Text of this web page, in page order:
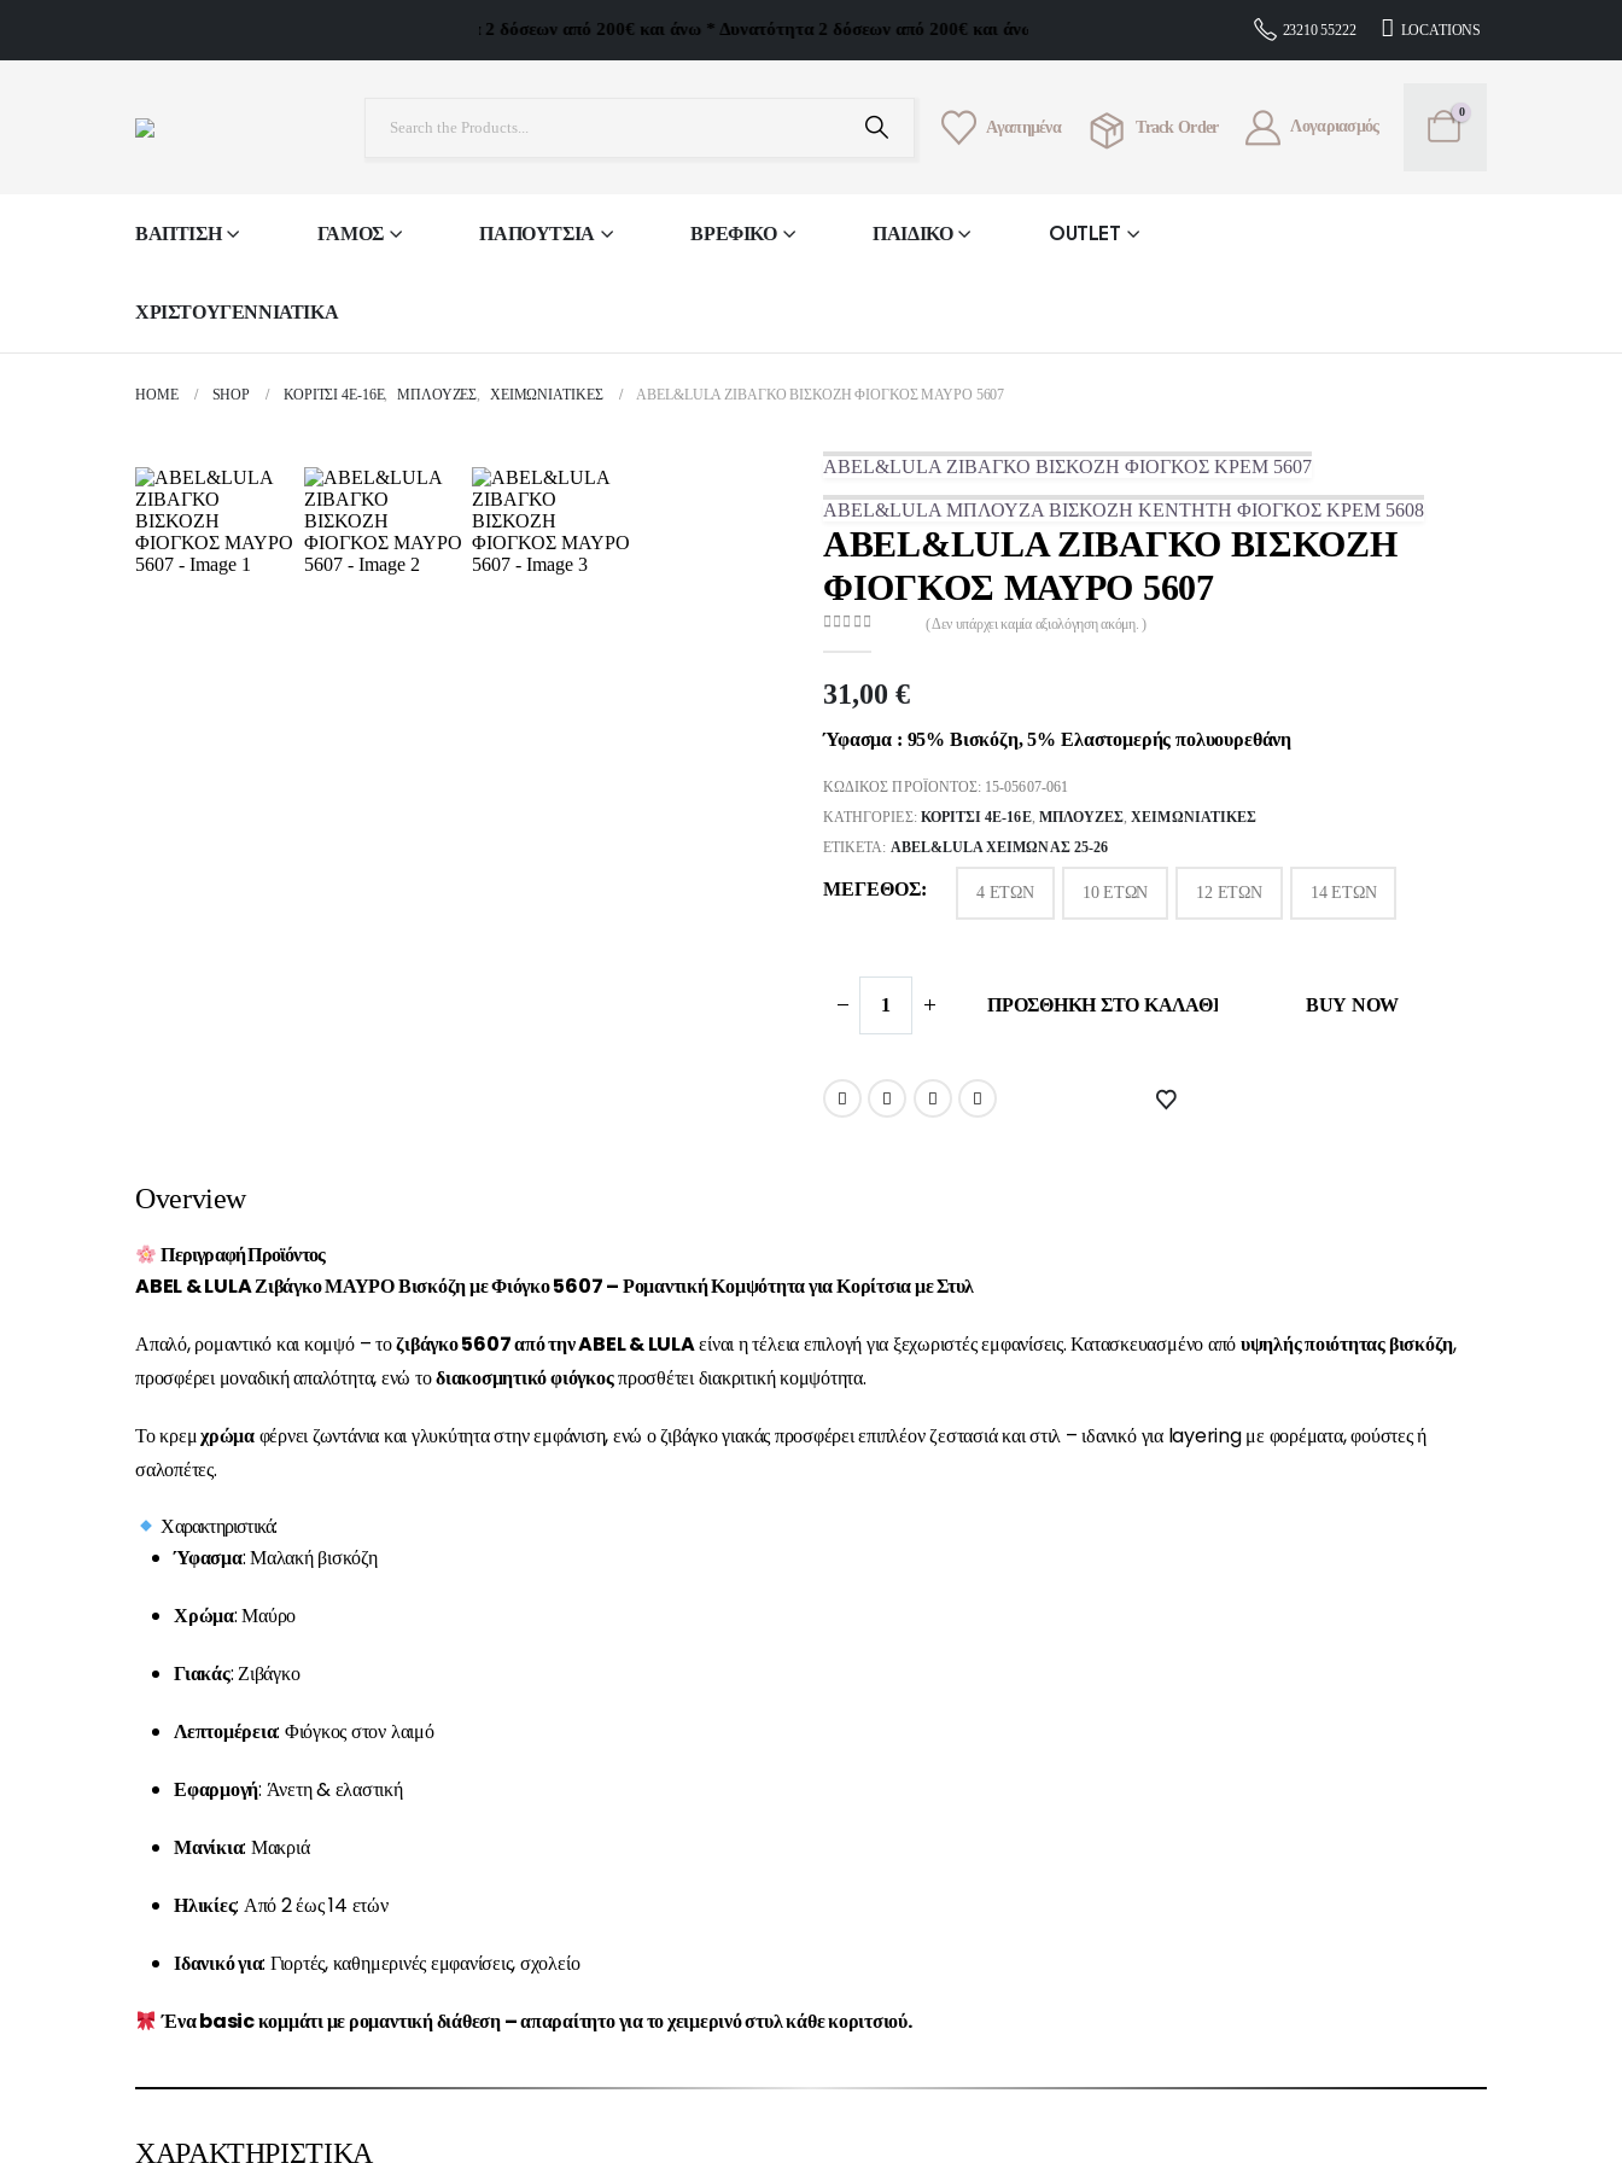
Δυνατότητα 2 δόσεων από 200€ και άνω * Δυνατότητα 2 δόσεων από 200€ και άνω * Δυνατότητα 2 δόσεων από 200€ και άνω * Δυνατότητα 2 δόσεων από 200€
23210 55222 LOCATIONS
Αγαπημένα Track Order Λογαριασμός
0
ΒΑΠΤΙΣΗ ΓΑΜΟΣ ΠΑΠΟΥΤΣΙΑ ΒΡΕΦΙΚΟ ΠΑΙΔΙΚΟ OUTLET
ΧΡΙΣΤΟΥΓΕΝΝΙΑΤΙΚΑ
HOME SHOP ΚΟΡΙΤΣΙ 4Ε-16Ε, ΜΠΛΟΎΖΕΣ, ΧΕΙΜΩΝΙΆΤΙΚΕΣ ABEL&LULA ΖΙΒΑΓΚΟ ΒΙΣΚΟΖΗ ΦΙΟΓΚΟΣ ΜΑΥΡΟ 5607
ABEL&LULA ΖΙΒΑΓΚΟ ΒΙΣΚΟΖΗ ΦΙΟΓΚΟΣ ΚΡΕΜ 5607
ABEL&LULA ΜΠΛΟΥΖΑ ΒΙΣΚΟΖΗ ΚΕΝΤΗΤΗ ΦΙΟΓΚΟΣ ΚΡΕΜ 5608
ABEL&LULA ΖΙΒΑΓΚΟ ΒΙΣΚΟΖΗ
ΦΙΟΓΚΟΣ ΜΑΥΡΟ 5607
( Δεν υπάρχει καμία αξιολόγηση ακόμη. )
31,00 €
Ύφασμα : 95% Βισκόζη, 5% Ελαστομερής πολυουρεθάνη
ΚΩΔΙΚΌΣ ΠΡΟΪΌΝΤΟΣ: 15-05607-061
ΚΑΤΗΓΟΡΊΕΣ: ΚΟΡΙΤΣΙ 4Ε-16Ε, ΜΠΛΟΎΖΕΣ ,ΧΕΙΜΩΝΙΆΤΙΚΕΣ
ΕΤΙΚΈΤΑ: ABEL&LULA ΧΕΙΜΩΝΑΣ 25-26
ΜΈΓΕΘΟΣ 4 ΕΤΏΝ 10 ΕΤΏΝ 12 ΕΤΏΝ 14 ΕΤΏΝ
ΠΡΟΣΘΉΚΗ ΣΤΟ ΚΑΛΆΘΙ BUY NOW
Overview
Περιγραφή Προϊόντος
ABEL & LULA Ζιβάγκο ΜΑΥΡΟ Βισκόζη με Φιόγκο 5607 – Ρομαντική Κομψότητα για Κορίτσια με Στυλ
Απαλό, ρομαντικό και κομψό – τοζιβάγκο 5607 από την ABEL & LULAείναι η τέλεια επιλογή για ξεχωριστές εμφανίσεις. Κατασκευασμένο απόυψηλής ποιότητας βισκόζη,
προσφέρει μοναδική απαλότητα, ενώ τοδιακοσμητικό φιόγκοςπροσθέτει διακριτική κομψότητα.
Το κρεμχρώμαφέρνει ζωντάνια και γλυκύτητα στην εμφάνιση, ενώ ο ζιβάγκο γιακάς προσφέρει επιπλέον ζεστασιά και στιλ – ιδανικό για layering με φορέματα, φούστες ή
σαλοπέτες.
Χαρακτηριστικά:
Ύφασμα: Μαλακή βισκόζη
Χρώμα: Μαύρο
Γιακάς: Ζιβάγκο
Λεπτομέρεια: Φιόγκος στον λαιμό
Εφαρμογή: Άνετη & ελαστική
Μανίκια: Μακριά
Ηλικίες: Από 2 έως 14 ετών
Ιδανικό για: Γιορτές, καθημερινές εμφανίσεις, σχολείο
Ένα basic κομμάτι με ρομαντική διάθεση – απαραίτητο για το χειμερινό στυλ κάθε κοριτσιού.
ΧΑΡΑΚΤΗΡΙΣΤΙΚΑ